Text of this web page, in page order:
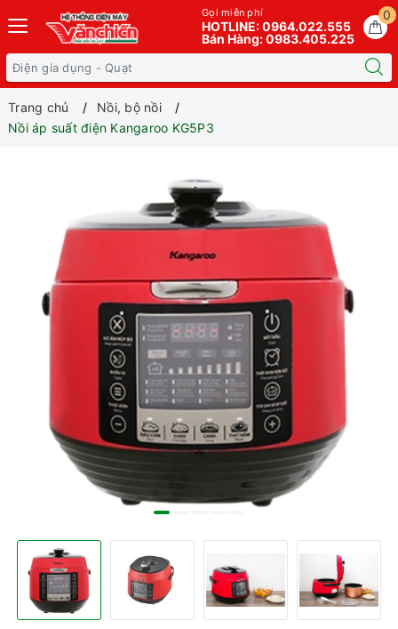
0
Gọi miễn phí
HOTLINE: 0964.022.555
Bán Hàng: 0983.405.225
Trang chủ
Nồi, bộ nồi
Nồi áp suất điện Kangaroo KG5P3